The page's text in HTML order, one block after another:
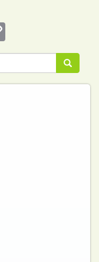
Copy
Link Пошук
Пошук